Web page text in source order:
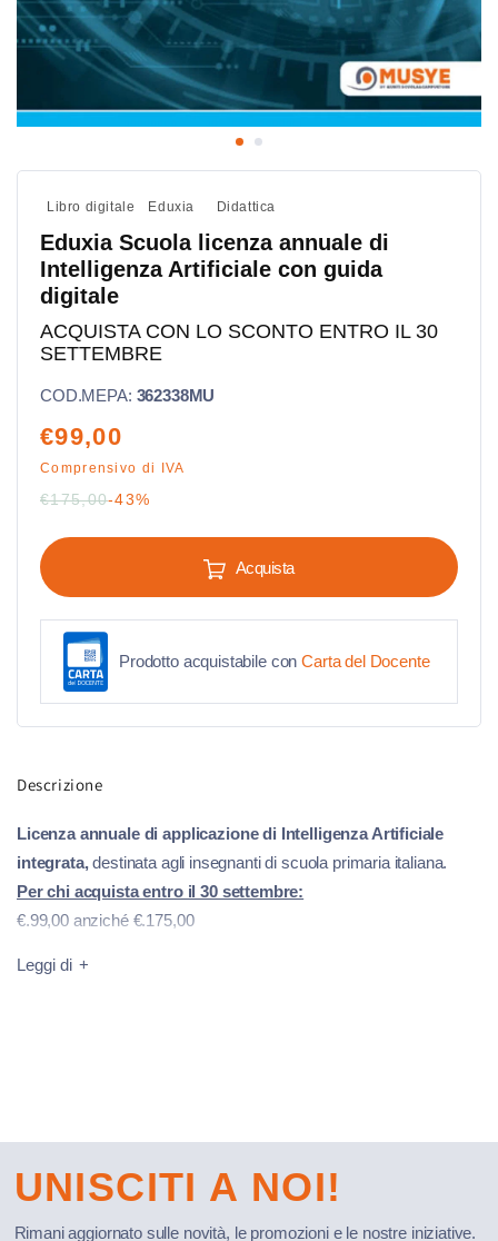
Libro digitale Eduxia Didattica
Eduxia Scuola licenza annuale di
Intelligenza Artificiale con guida
digitale
ACQUISTA CON LO SCONTO ENTRO IL 30
SETTEMBRE
COD.MEPA: 362338MU
Prezzo
scontato
€99,00
Comprensivo di IVA
Prezzo
listino
€175,00-43%
Acquista
Prodotto acquistabile conCarta del Docente
Descrizione
Licenza annuale di applicazione di Intelligenza Artificiale
integrata,destinata agli insegnanti di scuola primaria italiana.
Per chi acquista entro il 30 settembre:
€.99,00 anziché €.175,00
3 ticket di assistenza*
materialiper personalizzare e facilitare l’accesso ai contenuti
Leggi di
UNISCITI A NOI!
Rimani aggiornato sulle novità, le promozioni e le nostre iniziative.